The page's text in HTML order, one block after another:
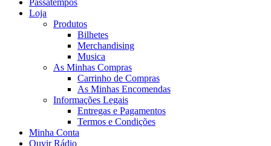
Passatempos
Loja
Produtos
Bilhetes
Merchandising
Musica
As Minhas Compras
Carrinho de Compras
As Minhas Encomendas
Informações Legais
Entregas e Pagamentos
Termos e Condições
Minha Conta
Ouvir Rádio